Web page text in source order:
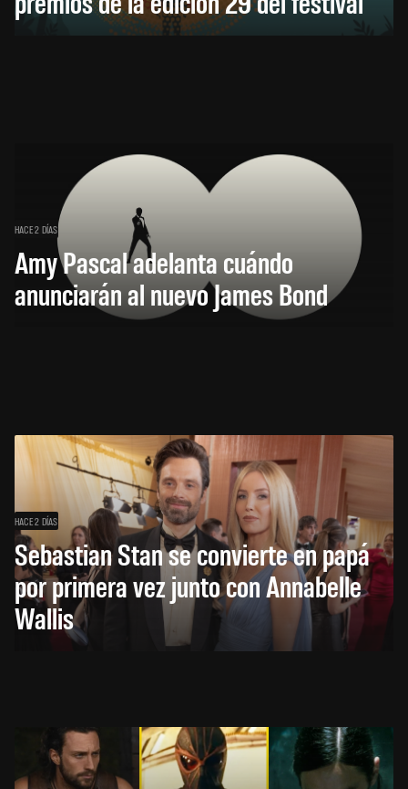
HACE 2 DÍAS
Amy Pascal adelanta cuándo
anunciarán al nuevo James Bond
HACE 2 DÍAS
Sebastian Stan se convierte en papá
por primera vez junto con Annabelle
Wallis